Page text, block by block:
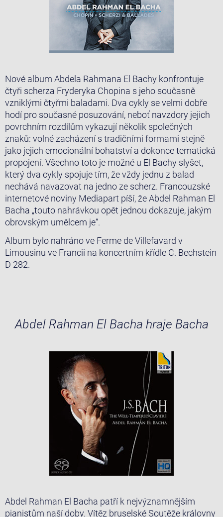
Nové album Abdela Rahmana El Bachy konfrontuje
čtyři scherza Fryderyka Chopina s jeho současně
vzniklými čtyřmi baladami. Dva cykly se velmi dobře
hodí pro současné posuzování, neboť navzdory jejich
povrchním rozdílům vykazují několik společných
znaků: volné zacházení s tradičními formami stejně
jako jejich emocionální bohatství a dokonce tematická
propojení. Všechno toto je možné u El Bachy slyšet,
který dva cykly spojuje tím, že vždy jednu z balad
nechává navazovat na jedno ze scherz. Francouzské
internetové noviny Mediapart píší, že Abdel Rahman El
Bacha „touto nahrávkou opět jednou dokazuje, jakým
obrovským umělcem je“.
Album bylo nahráno ve Ferme de Villefavard v
Limousinu ve Francii na koncertním křídle C. Bechstein
D 282.
Abdel Rahman El Bacha hraje Bacha
Abdel Rahman El Bacha patří k nejvýznamnějším
pianistům naší doby. Vítěz bruselské Soutěže královny